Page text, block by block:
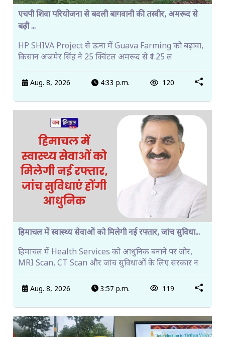
एचपी शिवा परियोजना से बदली बागवानी की तस्वीर, अमरूद से
बढ़ी ...
HP SHIVA Project से ऊना में Guava Farming को बढ़ावा,
किसान अजमेर सिंह ने 25 क्विंटल अमरूद से ₹1.25 ल
Aug. 8, 2026 4:33 p.m. 120
हिमाचल में स्वास्थ्य सेवाओं को मिलेगी नई रफ्तार, जांच सुविधा...
हिमाचल में Health Services को आधुनिक बनाने पर जोर,
MRI Scan, CT Scan और जांच सुविधाओं के लिए सरकार न
Aug. 8, 2026 3:57 p.m. 119